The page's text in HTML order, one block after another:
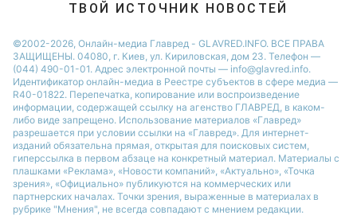
ТВОЙ ИСТОЧНИК НОВОСТЕЙ
©2002-2026, Онлайн-медиа Главред - GLAVRED.INFO. ВСЕ ПРАВА
ЗАЩИЩЕНЫ. 04080, г. Киев, ул. Кириловская, дом 23. Телефон —
(044) 490-01-01. Адрес электронной почты — info@glavred.info.
Идентификатор онлайн-медиа в Реестре cубъектов в сфере медиа —
R40-01822. Перепечатка, копирование или воспроизведение
информации, содержащей ссылку на агенство ГЛАВРЕД, в каком-
либо виде запрещено. Использование материалов «Главред»
разрешается при условии ссылки на «Главред». Для интернет-
изданий обязательна прямая, открытая для поисковых систем,
гиперссылка в первом абзаце на конкретный материал. Материалы с
плашками «Реклама», «Новости компаний», «Актуально», «Точка
зрения», «Официально» публикуются на коммерческих или
партнерских началах. Точки зрения, выраженные в материалах в
рубрике "Мнения", не всегда совпадают с мнением редакции.